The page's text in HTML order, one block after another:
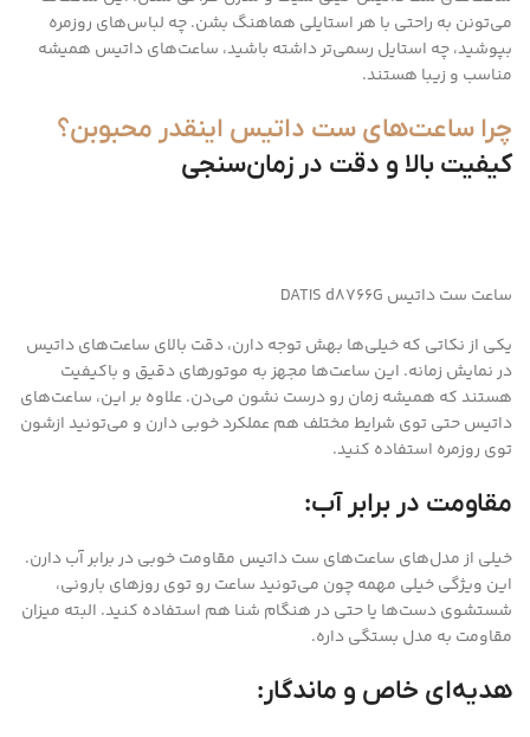
می‌تونن به راحتی با هر استایلی هماهنگ بشن. چه لباس‌های روزمره
بپوشید، چه استایل رسمی‌تر داشته باشید، ساعت‌های داتیس همیشه
مناسب و زیبا هستند.
چرا ساعت‌های ست داتیس اینقدر محبوبن؟
کیفیت بالا و دقت در زمان‌سنجی
ساعت ست داتیس DATIS d8766G
یکی از نکاتی که خیلی‌ها بهش توجه دارن، دقت بالای ساعت‌های داتیس
در نمایش زمانه. این ساعت‌ها مجهز به موتورهای دقیق و باکیفیت
هستند که همیشه زمان رو درست نشون می‌دن. علاوه بر این، ساعت‌های
داتیس حتی توی شرایط مختلف هم عملکرد خوبی دارن و می‌تونید ازشون
توی روزمره استفاده کنید.
مقاومت در برابر آب:
خیلی از مدل‌های ساعت‌های ست داتیس مقاومت خوبی در برابر آب دارن.
این ویژگی خیلی مهمه چون می‌تونید ساعت رو توی روزهای بارونی،
شستشوی دست‌ها یا حتی در هنگام شنا هم استفاده کنید. البته میزان
مقاومت به مدل بستگی داره.
هدیه‌ای خاص و ماندگار: